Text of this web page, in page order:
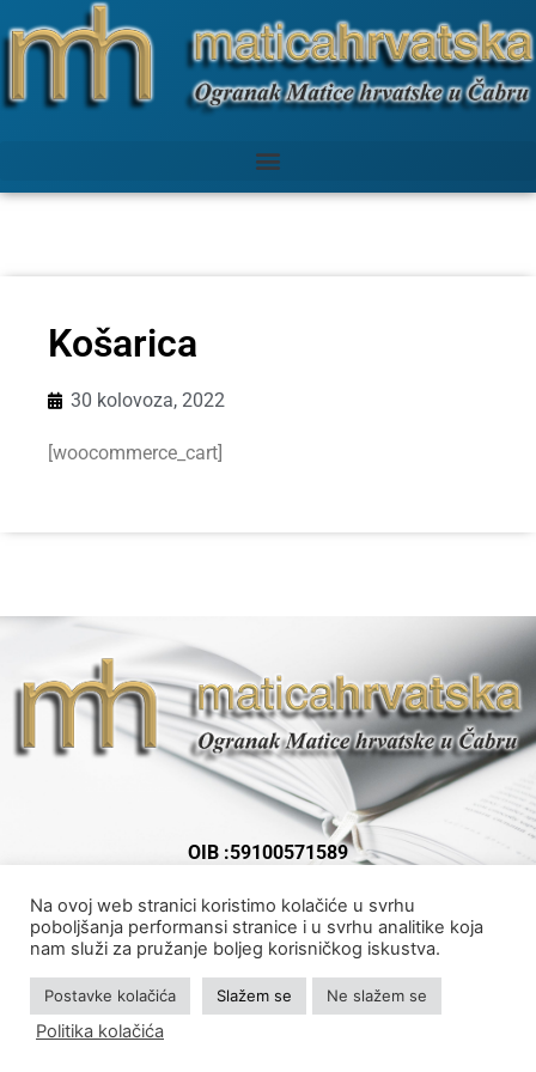
Košarica
30 kolovoza, 2022
[woocommerce_cart]
OIB :59100571589
Poslovni račun :
HR7124020061100123086
Na ovoj web stranici koristimo kolačiće u svrhu
poboljšanja performansi stranice i u svrhu analitike koja
nam služi za pružanje boljeg korisničkog iskustva.
Postavke kolačića Slažem se Ne slažem se
Politika kolačića